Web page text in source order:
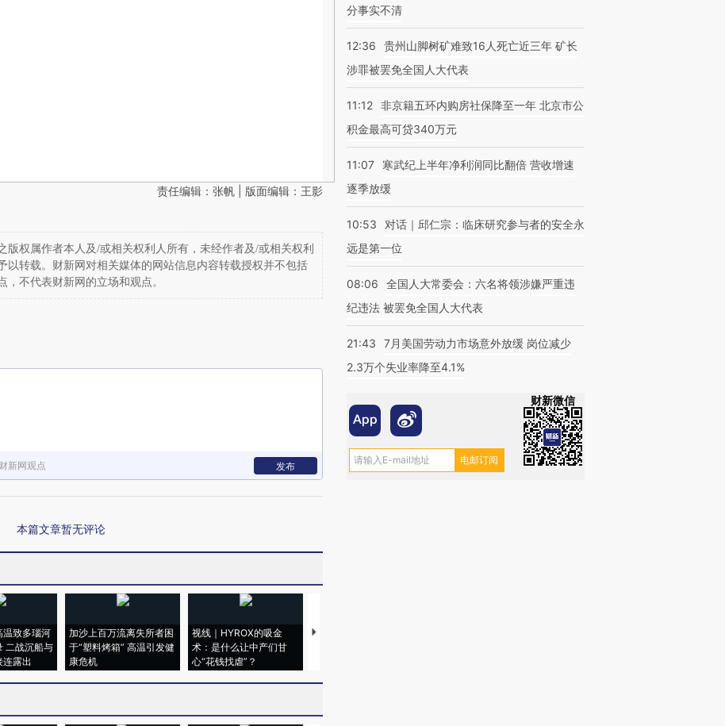
责任编辑：张帆 | 版面编辑：王影
版权属作者本人及/或相关权利人所有，未经作者及/或相关权利
以转载。财新网对相关媒体的网站信息内容转载授权并不包括
不代表财新网的立场和观点。
新网观点 发布
本篇文章暂无评论
温致多瑙河
二战沉船与
连露出
加沙上百万流离失所者困
于“塑料烤箱” 高温引发健
康危机
视线｜HYROX的吸金
术：是什么让中产们甘
心“花钱找虐”？
马航飞行员跨国走私7万
分事实不清
12:36
贵州山脚树矿难致16人死亡近三年 矿长
涉罪被罢免全国人大代表
11:12 非京籍五环内购房社保降至一年 北京市公
积金最高可贷340万元
11:07
寒武纪上半年净利润同比翻倍 营收增速
逐季放缓
10:53
对话｜邱仁宗：临床研究参与者的安全永
远是第一位
08:06
全国人大常委会：六名将领涉嫌严重违
纪违法 被罢免全国人大代表
21:43
7月美国劳动力市场意外放缓 岗位减少
2.3万个失业率降至4.1%
财新微信